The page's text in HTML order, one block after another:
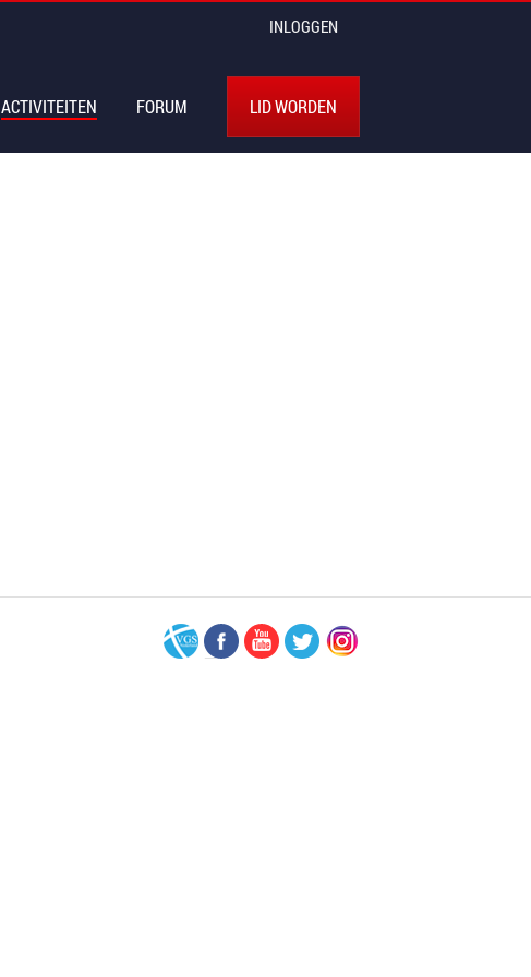
INLOGGEN
ACTIVITEITEN FORUM LID WORDEN